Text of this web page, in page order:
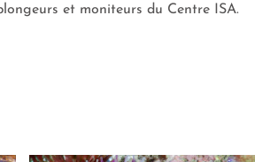
et moniteurs du Centre ISA.